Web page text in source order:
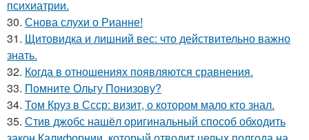
психиатрии.
30. Снова слухи о Рианне!
31. Щитовидка и лишний вес: что действительно важно
знать.
32. Когда в отношениях появляются сравнения.
33. Помните Ольгу Понизову?
34. Том Круз в Ссср: визит, о котором мало кто знал.
35. Стив джобс нашёл оригинальный способ обходить